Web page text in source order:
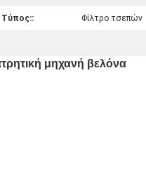
Τύπος:: Φίλτρο τσεπών
μηχανή βελόνα